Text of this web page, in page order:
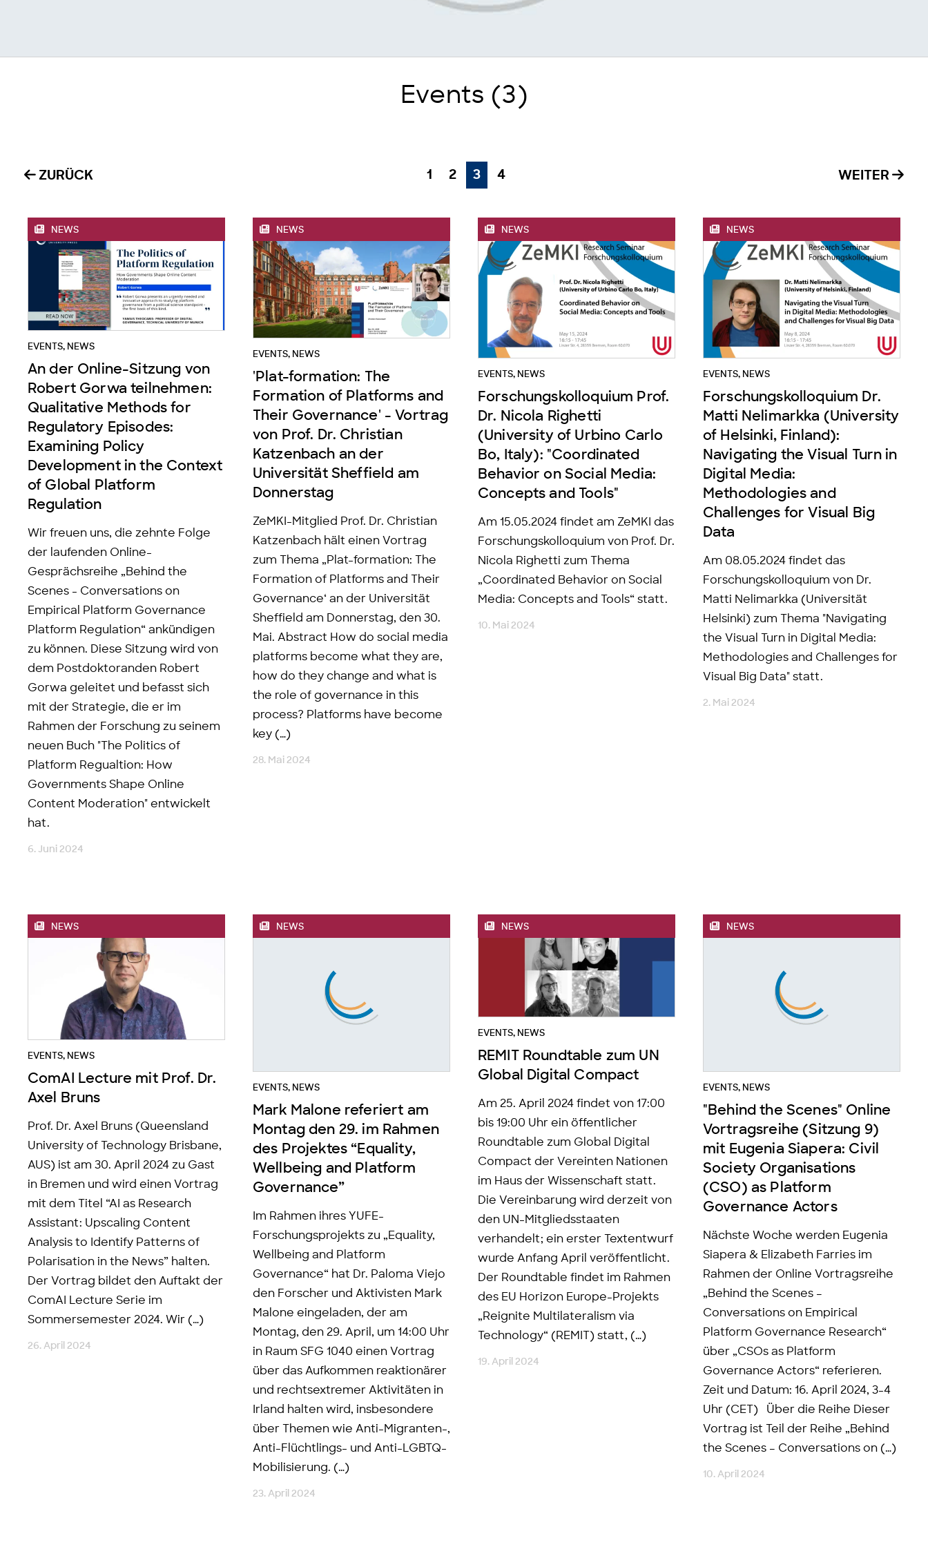
Events (3)
ZURÜCK 1 2 3 4 WEITER
NEWS
EVENTS, NEWS
An der Online-Sitzung von
Robert Gorwa teilnehmen:
Qualitative Methods for
Regulatory Episodes:
Examining Policy
Development in the Context
of Global Platform
Regulation
Wir freuen uns, die zehnte Folge
der laufenden Online-
Gesprächsreihe „Behind the
Scenes - Conversations on
Empirical Platform Governance
Platform Regulation“ ankündigen
zu können. Diese Sitzung wird von
dem Postdoktoranden Robert
Gorwa geleitet und befasst sich
mit der Strategie, die er im
Rahmen der Forschung zu seinem
neuen Buch "The Politics of
Platform Regualtion: How
Governments Shape Online
Content Moderation" entwickelt
hat.
6. Juni 2024
NEWS
EVENTS, NEWS
'Plat-formation: The
Formation of Platforms and
Their Governance' - Vortrag
von Prof. Dr. Christian
Katzenbach an der
Universität Sheffield am
Donnerstag
ZeMKI-Mitglied Prof. Dr. Christian
Katzenbach hält einen Vortrag
zum Thema „Plat-formation: The
Formation of Platforms and Their
Governance‘ an der Universität
Sheffield am Donnerstag, den 30.
Mai. Abstract How do social media
platforms become what they are,
how do they change and what is
the role of governance in this
process? Platforms have become
key (…)
28. Mai 2024
NEWS
EVENTS, NEWS
Forschungskolloquium Prof.
Dr. Nicola Righetti
(University of Urbino Carlo
Bo, Italy): "Coordinated
Behavior on Social Media:
Concepts and Tools"
Am 15.05.2024 findet am ZeMKI das
Forschungskolloquium von Prof. Dr.
Nicola Righetti zum Thema
„Coordinated Behavior on Social
Media: Concepts and Tools“ statt.
10. Mai 2024
NEWS
EVENTS, NEWS
Forschungskolloquium Dr.
Matti Nelimarkka (University
of Helsinki, Finland):
Navigating the Visual Turn in
Digital Media:
Methodologies and
Challenges for Visual Big
Data
Am 08.05.2024 findet das
Forschungskolloquium von Dr.
Matti Nelimarkka (Universität
Helsinki) zum Thema "Navigating
the Visual Turn in Digital Media:
Methodologies and Challenges for
Visual Big Data" statt.
2. Mai 2024
NEWS
EVENTS, NEWS
ComAI Lecture mit Prof. Dr.
Axel Bruns
Prof. Dr. Axel Bruns (Queensland
University of Technology Brisbane,
AUS) ist am 30. April 2024 zu Gast
in Bremen und wird einen Vortrag
mit dem Titel “AI as Research
Assistant: Upscaling Content
Analysis to Identify Patterns of
Polarisation in the News” halten.
Der Vortrag bildet den Auftakt der
ComAI Lecture Serie im
Sommersemester 2024. Wir (…)
26. April 2024
NEWS
EVENTS, NEWS
Mark Malone referiert am
Montag den 29. im Rahmen
des Projektes “Equality,
Wellbeing and Platform
Governance”
Im Rahmen ihres YUFE-
Forschungsprojekts zu „Equality,
Wellbeing and Platform
Governance“ hat Dr. Paloma Viejo
den Forscher und Aktivisten Mark
Malone eingeladen, der am
Montag, den 29. April, um 14:00 Uhr
in Raum SFG 1040 einen Vortrag
über das Aufkommen reaktionärer
und rechtsextremer Aktivitäten in
Irland halten wird, insbesondere
über Themen wie Anti-Migranten-,
Anti-Flüchtlings- und Anti-LGBTQ-
Mobilisierung. (…)
23. April 2024
NEWS
EVENTS, NEWS
REMIT Roundtable zum UN
Global Digital Compact
Am 25. April 2024 findet von 17:00
bis 19:00 Uhr ein öffentlicher
Roundtable zum Global Digital
Compact der Vereinten Nationen
im Haus der Wissenschaft statt.
Die Vereinbarung wird derzeit von
den UN-Mitgliedsstaaten
verhandelt; ein erster Textentwurf
wurde Anfang April veröffentlicht.
Der Roundtable findet im Rahmen
des EU Horizon Europe-Projekts
„Reignite Multilateralism via
Technology“ (REMIT) statt, (…)
19. April 2024
NEWS
EVENTS, NEWS
"Behind the Scenes" Online
Vortragsreihe (Sitzung 9)
mit Eugenia Siapera: Civil
Society Organisations
(CSO) as Platform
Governance Actors
Nächste Woche werden Eugenia
Siapera & Elizabeth Farries im
Rahmen der Online Vortragsreihe
„Behind the Scenes –
Conversations on Empirical
Platform Governance Research“
über „CSOs as Platform
Governance Actors“ referieren.
Zeit und Datum: 16. April 2024, 3-4
Uhr (CET) Über die Reihe Dieser
Vortrag ist Teil der Reihe „Behind
the Scenes – Conversations on (…)
10. April 2024